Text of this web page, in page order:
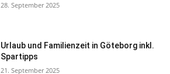
28. September 2025
Urlaub und Familienzeit in Göteborg inkl.
Spartipps
21. September 2025